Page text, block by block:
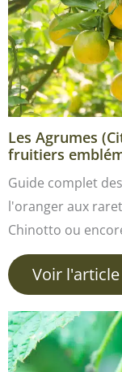
Les Agrumes
fruitiers
Guide complet
l'oranger aux
Chinotto ou
Voir l'article